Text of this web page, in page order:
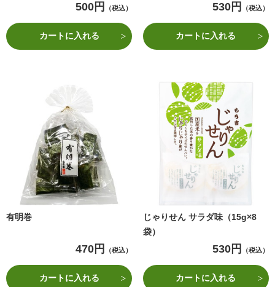
500円 （税込）
カートに入れる
530円 （税込）
カートに入れる
有明巻
470円 （税込）
カートに入れる
じゃりせん サラダ味（15g×8
袋）
530円 （税込）
カートに入れる